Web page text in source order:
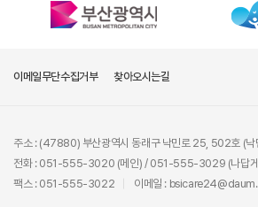
이메일무단수집거부 찾아오시는길
주소 : (47880) 부산광역시 동래구 낙민로 25, 502호 (낙
전화 : 051-555-3020 (메인) / 051-555-3029 (나답게
팩스 : 051-555-3022
이메일 :